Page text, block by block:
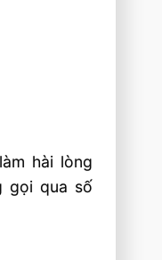
hài lòng
gọi qua số